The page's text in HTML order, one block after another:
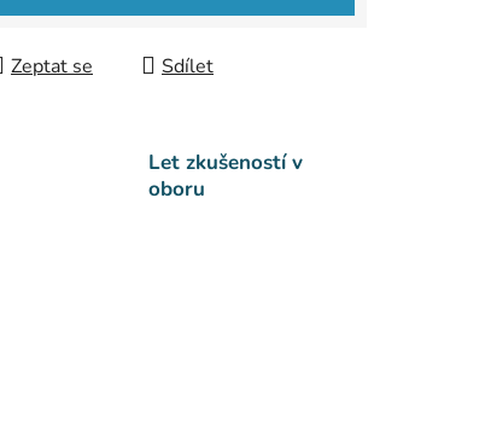
Zeptat se Sdílet
Let zkušeností v
oboru